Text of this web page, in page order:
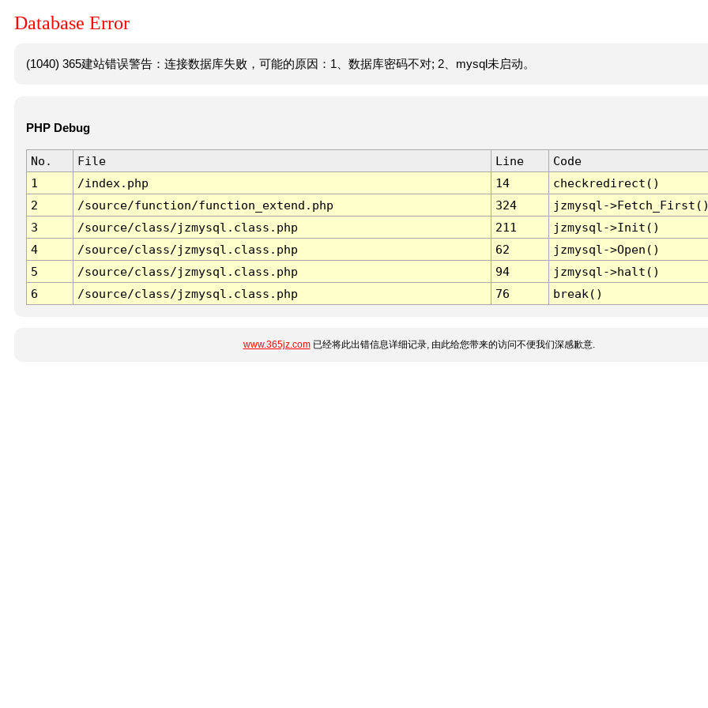
Database Error
(1040) 365建站错误警告：连接数据库失败，可能的原因：1、数据库密码不对; 2、mysql未启动。
PHP Debug
No. File Line
Code
1
/index.php 14
checkredirect()
2
/source/function/function_extend.php 324
jzmysql-
3
/source/class/jzmysql.class.php 211
jzmysql->Init()
4
/source/class/jzmysql.class.php 62
jzmysql->Open()
5
/source/class/jzmysql.class.php 94
jzmysql->halt()
6
/source/class/jzmysql.class.php 76 break()
www.365jz.com已经将此出错信息详细记录, 由此给您带来的访问不便我们深感歉意.